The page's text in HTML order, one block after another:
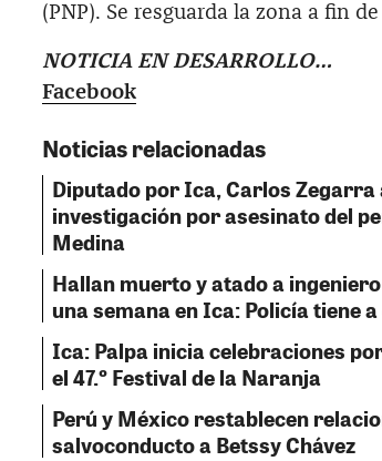
(PNP). Se resguarda la zona a fin
NOTICIA EN DESARROLLO…
Facebook
Noticias relacionadas
Diputado por Ica, Carlos Zegarra
investigación por asesinato del
Medina
Hallan muerto y atado a
una semana en Ica: Policía tiene
Ica: Palpa inicia celebraciones
el 47.º Festival de la Naranja
Perú y México restablecen
salvoconducto a Betssy Chávez